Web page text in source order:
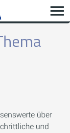
über
und